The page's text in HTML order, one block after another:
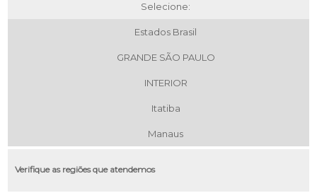
Selecione:
Estados Brasil
GRANDE SÃO PAULO
INTERIOR
Itatiba
Manaus
Verifique as regiões que atendemos